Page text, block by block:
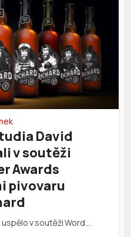
David
v soutěži
Awards
pivovaru
v soutěži Word…